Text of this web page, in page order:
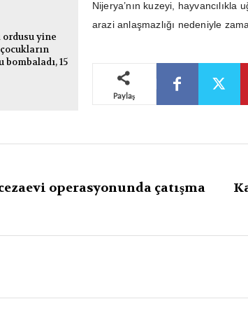
yine
bombaladı, 15
Nijerya’nın kuzeyi,
arazi anlaşmazlığı nedeniyle
Paylaş
operasyonunda çatışma